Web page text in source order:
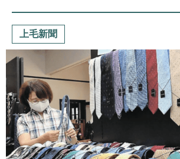
上毛新聞